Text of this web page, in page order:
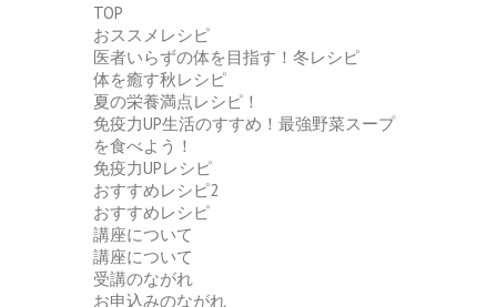
TOP
おススメレシピ
医者いらずの体を目指す！冬レシピ
体を癒す秋レシピ
夏の栄養満点レシピ！
免疫力UP生活のすすめ！最強野菜スープ
を食べよう！
免疫力UPレシピ
おすすめレシピ2
おすすめレシピ
講座について
講座について
受講のながれ
お申込みのながれ